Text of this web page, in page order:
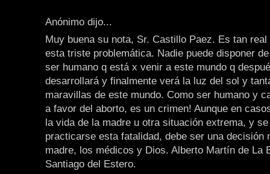
Anónimo dijo...
Muy buena su nota, Sr. Castillo Paez. Es tan
esta triste problemática. Nadie puede disponer
ser humano q está x venir a este mundo q
desarrollará y finalmente verá la luz del sol y
maravillas de este mundo. Como ser humano y
a favor del aborto, es un crimen! Aunque en
la vida de la madre u otra situación extrema, y
practicarse esta fatalidad, debe ser una decisión
madre, los médicos y Dios. Alberto Martín de La
Santiago del Estero.